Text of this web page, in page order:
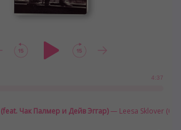
4:37
Чак Палмер и Дейв Эггар)— Leesa Sklover